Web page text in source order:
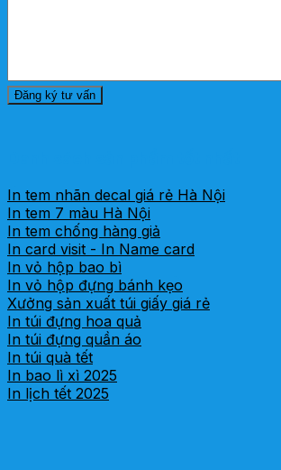
In tem nhãn decal giá rẻ Hà Nội
In tem 7 màu Hà Nội
In tem chống hàng giả
In card visit - In Name card
In vỏ hộp bao bì
In vỏ hộp đựng bánh kẹo
Xưởng sản xuất túi giấy giá rẻ
In túi đựng hoa quả
In túi đựng quần áo
In túi quà tết
In bao lì xì 2025
In lịch tết 2025